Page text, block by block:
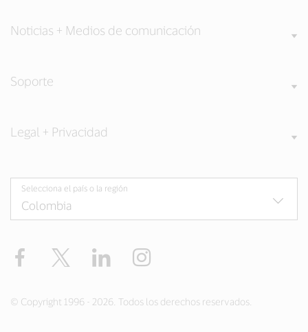
Noticias + Medios de comunicación
Soporte
Legal + Privacidad
Selecciona el país o la región
Facebook Twitter LinkedIn
© Copyright 1996 - 2026. Todos los derechos reservados.